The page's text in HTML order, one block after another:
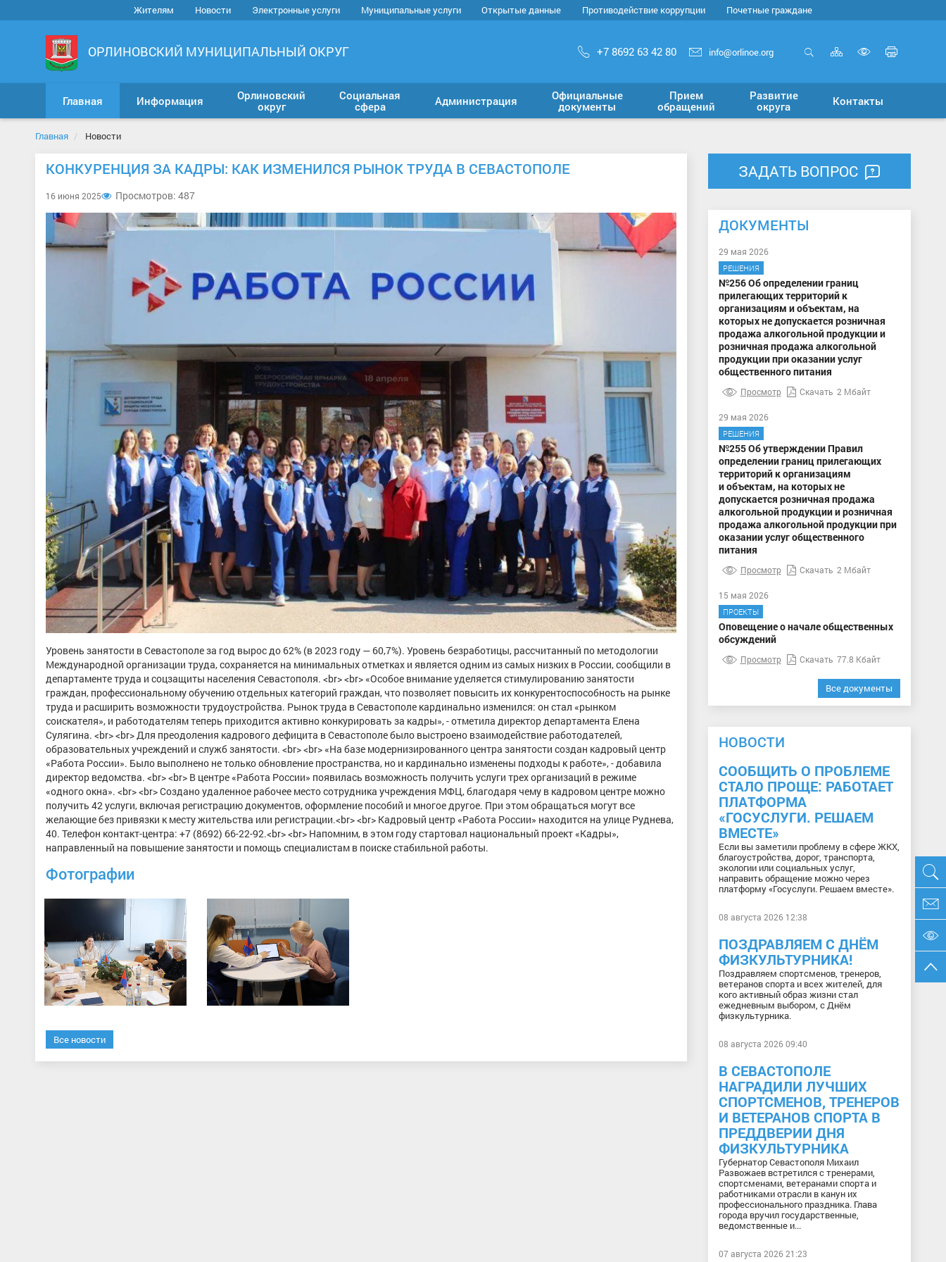
Жителям Новости Электронные услуги Муниципальные услуги Открытые данные Противодействие коррупции Почетные граждане
ОРЛИНОВСКИЙ МУНИЦИПАЛЬНЫЙ ОКРУГ +7 8692 63 42 80 info@orlinoe.org Карта
сайта
версию
для
Главная Информация
Орлиновский
округ
Социальная
сфера
Администрация
Официальные
документы
Прием
обращений
Развитие
округа
Контакты
Главная Новости
КОНКУРЕНЦИЯ ЗА КАДРЫ: КАК ИЗМЕНИЛСЯ РЫНОК ТРУДА В СЕВАСТОПОЛЕ
16 июня 2025 Просмотров: 487
Уровень занятости в Севастополе за год вырос до 62% (в 2023 году — 60,7%). Уровень безработицы, рассчитанный по методологии
Международной организации труда, сохраняется на минимальных отметках и является одним из самых низких в России, сообщили в
департаменте труда и соцзащиты населения Севастополя. <br> <br> «Особое внимание уделяется стимулированию занятости
граждан, профессиональному обучению отдельных категорий граждан, что позволяет повысить их конкурентоспособность на рынке
труда и расширить возможности трудоустройства. Рынок труда в Севастополе кардинально изменился: он стал «рынком
соискателя», и работодателям теперь приходится активно конкурировать за кадры», - отметила директор департамента Елена
Сулягина. <br> <br> Для преодоления кадрового дефицита в Севастополе было выстроено взаимодействие работодателей,
образовательных учреждений и служб занятости. <br> <br> «На базе модернизированного центра занятости создан кадровый центр
«Работа России». Было выполнено не только обновление пространства, но и кардинально изменены подходы к работе», - добавила
директор ведомства. <br> <br> В центре «Работа России» появилась возможность получить услуги трех организаций в режиме
«одного окна». <br> <br> Создано удаленное рабочее место сотрудника учреждения МФЦ, благодаря чему в кадровом центре можно
получить 42 услуги, включая регистрацию документов, оформление пособий и многое другое. При этом обращаться могут все
желающие без привязки к месту жительства или регистрации.<br> <br> Кадровый центр «Работа России» находится на улице Руднева,
40. Телефон контакт-центра: +7 (8692) 66-22-92.<br> <br> Напомним, в этом году стартовал национальный проект «Кадры»,
направленный на повышение занятости и помощь специалистам в поиске стабильной работы.
Фотографии
Все новости
ЗАДАТЬ ВОПРОС
ДОКУМЕНТЫ
29 мая 2026
РЕШЕНИЯ
№256 Об определении границ
прилегающих территорий к
организациям и объектам, на
которых не допускается розничная
продажа алкогольной продукции и
розничная продажа алкогольной
продукции при оказании услуг
общественного питания
Просмотр Скачать 2 Мбайт
29 мая 2026
РЕШЕНИЯ
№255 Об утверждении Правил
определении границ прилегающих
территорий к организациям
и объектам, на которых не
допускается розничная продажа
алкогольной продукции и розничная
продажа алкогольной продукции при
оказании услуг общественного
питания
Просмотр Скачать 2 Мбайт
15 мая 2026
ПРОЕКТЫ
Оповещение о начале общественных
обсуждений
Просмотр Скачать 77.8 Кбайт
Все документы
НОВОСТИ
СООБЩИТЬ О ПРОБЛЕМЕ
СТАЛО ПРОЩЕ: РАБОТАЕТ
ПЛАТФОРМА
«ГОСУСЛУГИ. РЕШАЕМ
ВМЕСТЕ»
Если вы заметили проблему в сфере ЖКХ,
благоустройства, дорог, транспорта,
экологии или социальных услуг,
направить обращение можно через
платформу «Госуслуги. Решаем вместе».
08 августа 2026 12:38
ПОЗДРАВЛЯЕМ С ДНЁМ
ФИЗКУЛЬТУРНИКА!
Поздравляем спортсменов, тренеров,
ветеранов спорта и всех жителей, для
кого активный образ жизни стал
ежедневным выбором, с Днём
физкультурника.
08 августа 2026 09:40
В СЕВАСТОПОЛЕ
НАГРАДИЛИ ЛУЧШИХ
СПОРТСМЕНОВ, ТРЕНЕРОВ
И ВЕТЕРАНОВ СПОРТА В
ПРЕДДВЕРИИ ДНЯ
ФИЗКУЛЬТУРНИКА
Губернатор Севастополя Михаил
Развожаев встретился с тренерами,
спортсменами, ветеранами спорта и
работниками отрасли в канун их
профессионального праздника. Глава
города вручил государственные,
ведомственные и...
07 августа 2026 21:23